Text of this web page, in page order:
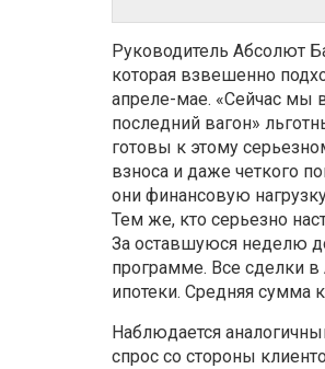
Руководитель Абсолют
которая взвешенно
апреле-мае. «Сейчас мы
последний вагон»
готовы к этому
взноса и даже четкого
они финансовую
Тем же, кто серьезно
За оставшуюся неделю
программе. Все сделки
ипотеки. Средняя сумма
Наблюдается
спрос со стороны